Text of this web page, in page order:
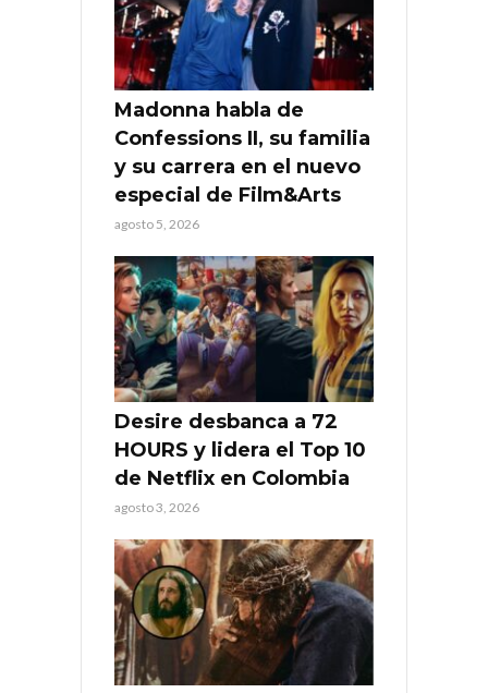
Madonna habla de
Confessions II, su familia
y su carrera en el nuevo
especial de Film&Arts
agosto 5, 2026
Desire desbanca a 72
HOURS y lidera el Top 10
de Netflix en Colombia
agosto 3, 2026